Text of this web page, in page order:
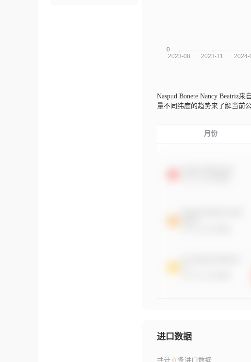
Naspud Bonete Nancy Beatriz来
量不同纬度的趋势来了解当前
月份
进口数据
共计 0条进口数据